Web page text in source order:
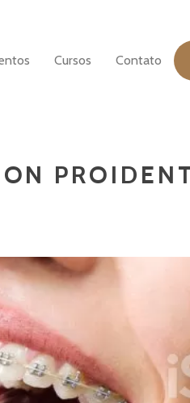
Cursos Contato